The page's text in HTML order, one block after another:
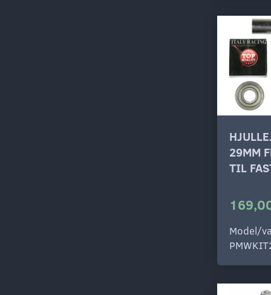
29MM
TIL
Model/